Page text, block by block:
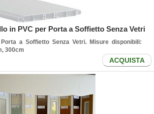
in PVC per Porta a Soffietto Senza Vetri
a Soffietto Senza Vetri. Misure disponibili:
300cm
ACQUISTA